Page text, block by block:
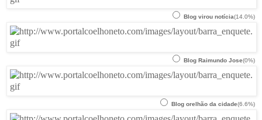
Blog virou notícia(14.0%)
Blog Raimundo Jose(0%)
Blog orelhão da cidade(6.6%)